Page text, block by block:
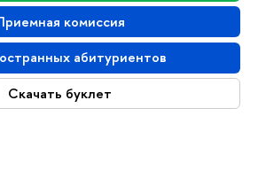
комиссия
абитуриентов
Скачать буклет